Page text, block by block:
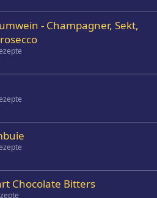
- Champagner, Sekt,
Chocolate Bitters